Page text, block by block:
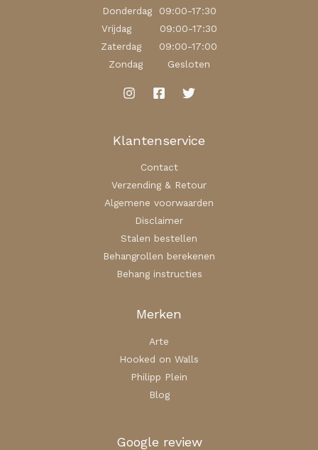
Donderdag 09:00-17:30
Vrijdag 09:00-17:30
Zaterdag 09:00-17:00
Zondag Gesloten
Klantenservice
Contact
Verzending & Retour
Algemene voorwaarden
Disclaimer
Stalen bestellen
Behangrollen berekenen
Behang instructies
Merken
Arte
Hooked on Walls
Philipp Plein
Blog
Google review